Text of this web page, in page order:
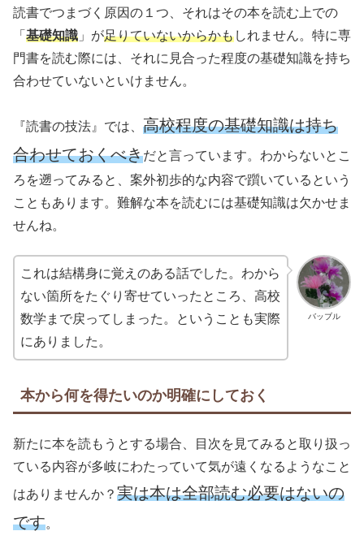
読書でつまづく原因の１つ、それはその本を読む上での
「 基礎知識 」が足りていないからかもしれません。特に専
門書を読む際には、それに見合った程度の基礎知識を持ち
合わせていないといけません。
『読書の技法』では、 高校程度の基礎知識は持ち
合わせておくべきだと言っています。わからないとこ
ろを遡ってみると、案外初歩的な内容で躓いているという
こともあります。難解な本を読むには基礎知識は欠かせま
せんね。
バッブル
これは結構身に覚えのある話でした。わから
ない箇所をたぐり寄せていったところ、高校
数学まで戻ってしまった。ということも実際
にありました。
本から何を得たいのか明確にしておく
新たに本を読もうとする場合、目次を見てみると取り扱っ
ている内容が多岐にわたっていて気が遠くなるようなこと
はありませんか？ 実は本は全部読む必要はないの
です。